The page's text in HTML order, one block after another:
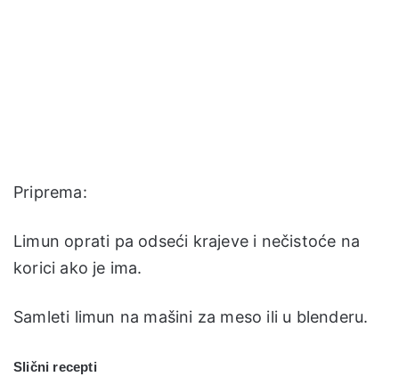
Priprema:
Limun oprati pa odseći krajeve i nečistoće na
korici ako je ima.
Samleti limun na mašini za meso ili u blenderu.
Slični recepti